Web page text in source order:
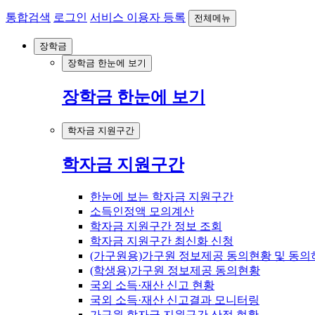
통합검색 로그인 서비스 이용자 등록 전체메뉴
장학금
장학금 한눈에 보기
장학금 한눈에 보기
학자금 지원구간
학자금 지원구간
한눈에 보는 학자금 지원구간
소득인정액 모의계산
학자금 지원구간 정보 조회
학자금 지원구간 최신화 신청
(가구원용)가구원 정보제공 동의현황 및 동의
(학생용)가구원 정보제공 동의현황
국외 소득·재산 신고 현황
국외 소득·재산 신고결과 모니터링